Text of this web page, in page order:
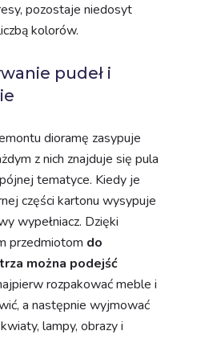
pozostaje niedosyt
kolorów.
pudeł i
dioramę zasypuje
z nich znajduje się pula
tematyce. Kiedy je
części kartonu wysypuje
wypełniacz. Dzięki
przedmiotom do
można podejść
rozpakować meble i
a następnie wyjmować
lampy, obrazy i